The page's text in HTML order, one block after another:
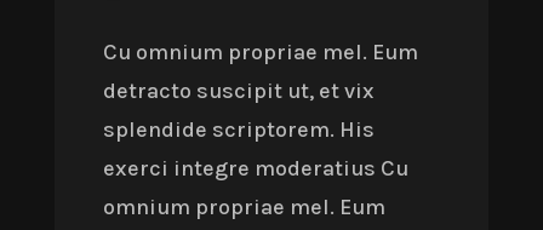
Cu omnium propriae mel. Eum
detracto suscipit ut, et vix
splendide scriptorem. His
exerci integre moderatius Cu
omnium propriae mel. Eum